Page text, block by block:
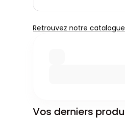
Retrouvez notre
Vos derniers